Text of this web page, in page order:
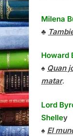
Milena
♣
Howard
♠ Quan
matar.
Lord
Shelley
♠ El